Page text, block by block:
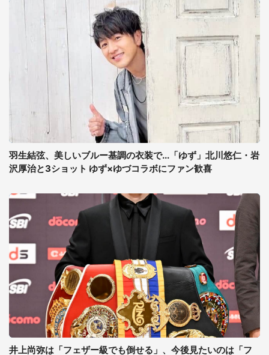
羽生結弦、美しいブルー基調の衣装で...「ゆず」北川悠仁・岩
沢厚治と3ショット ゆず×ゆづコラボにファン歓喜
井上尚弥は「フェザー級でも倒せる」、今後見たいのは「フ